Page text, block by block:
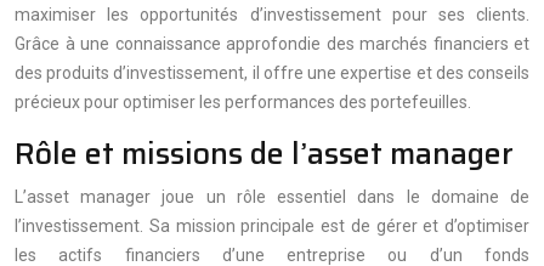
maximiser les opportunités d’investissement pour ses clients.
Grâce à une connaissance approfondie des marchés financiers et
des produits d’investissement, il offre une expertise et des conseils
précieux pour optimiser les performances des portefeuilles.
Rôle et missions de l’asset manager
L’asset manager joue un rôle essentiel dans le domaine de
l’investissement. Sa mission principale est de gérer et d’optimiser
les actifs financiers d’une entreprise ou d’un fonds